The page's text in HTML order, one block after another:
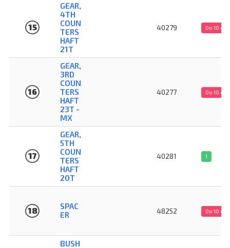
15
GEAR,
4TH
COUN
TERS
HAFT
21T
40279 Do 10 dnů
16
GEAR,
3RD
COUN
TERS
HAFT
23T -
MX
40277 Do 10 dnů
17
GEAR,
5TH
COUN
TERS
HAFT
20T
40281 1
18
SPAC
ER
48252 Do 10 dnů
BUSH